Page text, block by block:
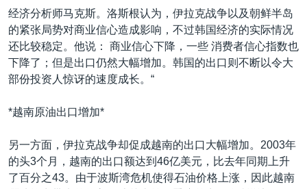
航
转
到
检
中东
欧洲
非洲
美洲
全球议题
人权·法律·宗教
科教·文娱·体健
军事
劳工
环境
热点专题
白宫要闻
国会报道
美中关系
美国建国250周年
美国之音专访
重要讲话与声明
VOA视频
VOA今日焦点
中文广播
关注我们
经济分析师马克斯。洛斯根认为，伊拉克战争以及朝鲜半岛
的紧张局势对商业信心造成影响，不过韩国经济的实际情况
还比较稳定。他说： 商业信心下降，一些 消费者信心指数也
下降了；但是出口仍然大幅增加。韩国的出口则不断以令大
部份投资人惊讶的速度成长。“
*越南原油出口增加*
另一方面，伊拉克战争却促成越南的出口大幅增加。2003年
的头3个月，越南的出口额达到46亿美元，比去年同期上升
了百分之43。由于波斯湾危机使得石油价格上涨，因此越南